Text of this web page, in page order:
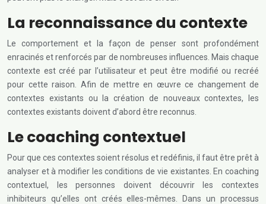
La reconnaissance du contexte
Le comportement et la façon de penser sont profondément
enracinés et renforcés par de nombreuses influences. Mais chaque
contexte est créé par l’utilisateur et peut être modifié ou recréé
pour cette raison. Afin de mettre en œuvre ce changement de
contextes existants ou la création de nouveaux contextes, les
contextes existants doivent d’abord être reconnus.
Le coaching contextuel
Pour que ces contextes soient résolus et redéfinis, il faut être prêt à
analyser et à modifier les conditions de vie existantes. En coaching
contextuel, les personnes doivent découvrir les contextes
inhibiteurs qu’elles ont créés elles-mêmes. Dans un processus